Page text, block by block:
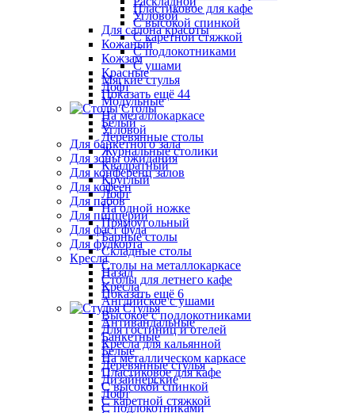
Пластиковое для кафе
С высокой спинкой
С каретной стяжкой
С подлокотниками
С ушами
Мягкие стулья
Показать ещё 44
Столы
Белый
Деревянные столы
Журнальные столики
Квадратный
Круглый
Лофт
На одной ножке
Прямоугольный
Барные столы
Складные столы
Столы на металлокаркасе
Столы для летнего кафе
Показать ещё 6
Стулья
Антивандальные
Банкетные
Белые
Деревянные стулья
Дизайнерские
Лофт
С подлокотниками
Угловой
Для салона красоты
Кожаный
Кожзам
Красные
Лофт
Модульные
На металлокаркасе
Угловой
Для банкетного зала
Для зоны ожидания
Для конференц залов
Для кофеен
Для пабов
Для пиццерии
Для фаст фуда
Для фудкорта
Кресла
Назад
Кресла
Английское с ушами
Высокое с подлокотниками
Для гостиниц и отелей
Кресла для кальянной
На металлическом каркасе
Пластиковое для кафе
С высокой спинкой
С каретной стяжкой